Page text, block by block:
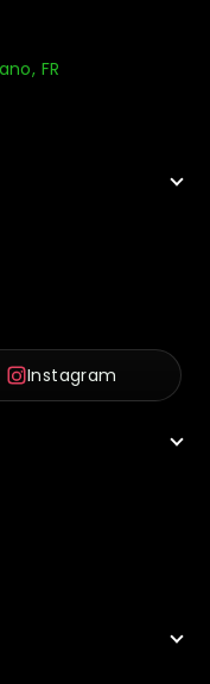
FR
Instagram